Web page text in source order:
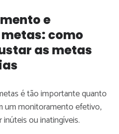
e
como
as metas
é tão importante quanto
um monitoramento efetivo,
ou inatingíveis.